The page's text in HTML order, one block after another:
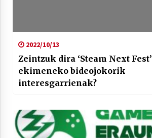
2022/10/13
Zeintzuk dira ‘Steam Next Fest’
ekimeneko bideojokorik
interesgarrienak?